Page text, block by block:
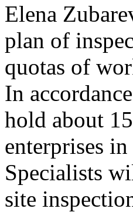
Elena
plan of
quotas of
In
hold about
enterprises
Specialists
site